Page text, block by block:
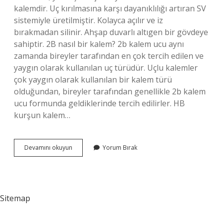
kalemdir. Uç kırılmasına karşı dayanıklılığı artıran SV
sistemiyle üretilmiştir. Kolayca açılır ve iz
bırakmadan silinir. Ahşap duvarlı altıgen bir gövdeye
sahiptir. 2B nasıl bir kalem? 2b kalem ucu aynı
zamanda bireyler tarafından en çok tercih edilen ve
yaygın olarak kullanılan uç türüdür. Uçlu kalemler
çok yaygın olarak kullanılan bir kalem türü
olduğundan, bireyler tarafından genellikle 2b kalem
ucu formunda geldiklerinde tercih edilirler. HB
kurşun kalem…
Devamını okuyun
Kurşun
Yorum Bırak
Sitemap